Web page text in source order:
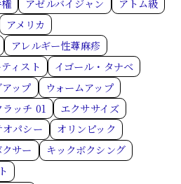
アゼルバイジャン
アトム級
アメリカ
アレルギー性蕁麻疹
ィスト
イゴール・タナベ
ップ
ウォームアップ
ッチ 01
エクササイズ
オパシー
オリンピック
サー
キックボクシング